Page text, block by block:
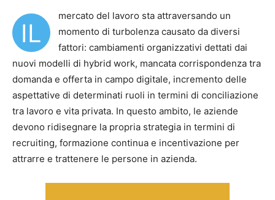
IL
mercato del lavoro sta attraversando un
momento di turbolenza causato da diversi
fattori: cambiamenti organizzativi dettati dai
nuovi modelli di hybrid work, mancata corrispondenza tra
domanda e offerta in campo digitale, incremento delle
aspettative di determinati ruoli in termini di conciliazione
tra lavoro e vita privata. In questo ambito, le aziende
devono ridisegnare la propria strategia in termini di
recruiting, formazione continua e incentivazione per
attrarre e trattenere le persone in azienda.